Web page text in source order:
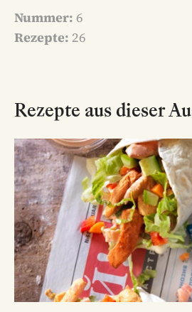
Nummer: 6
Rezepte: 26
Rezepte aus dieser